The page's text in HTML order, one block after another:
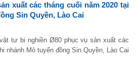
xuất các tháng cuối năm 2020 tại
Sin Quyền, Lào Cai
tư bi nghiền Ø80 phục vụ sản xuất các
nhánh Mỏ tuyển đồng Sin Quyền, Lào Cai